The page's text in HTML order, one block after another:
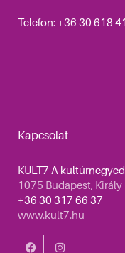
Telefon: +36 30 618
Kapcsolat
KULT7 A
1075 Budapest, Király
+36 30 317 66 37
www.kult7.hu